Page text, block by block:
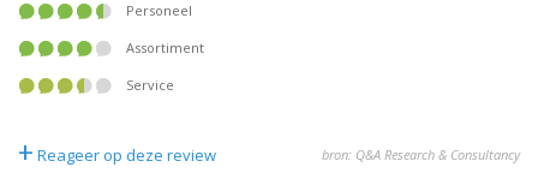
Personeel
Assortiment
Service
+ Reageer op deze review bron: Q&A Research & Consultancy